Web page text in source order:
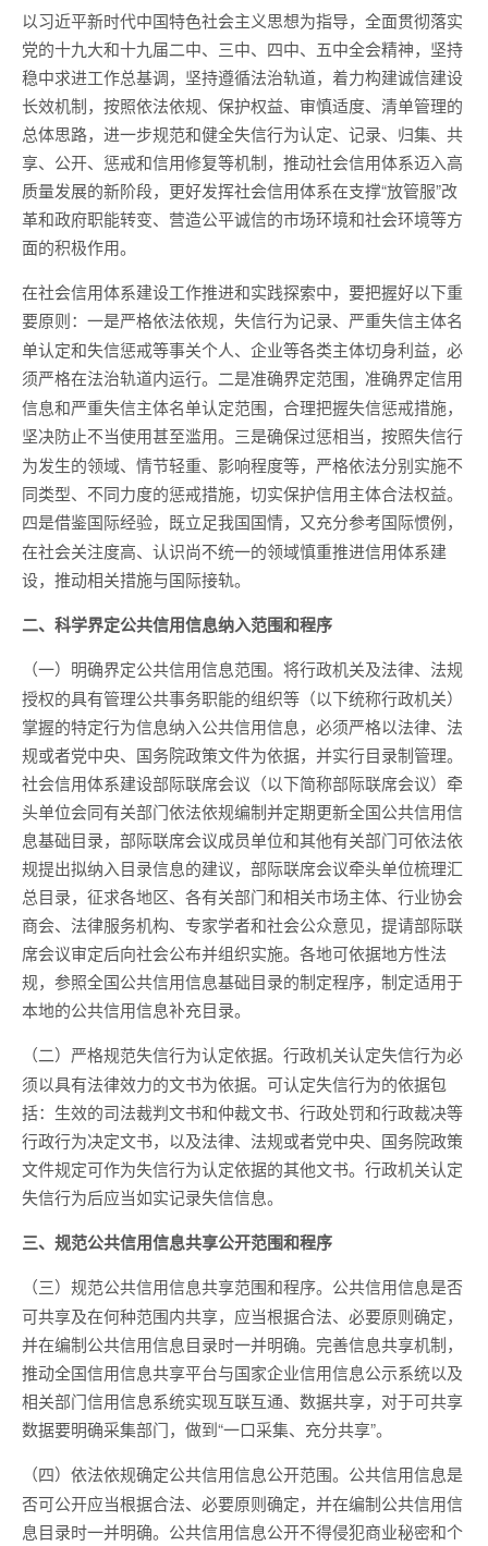
以习近平新时代中国特色社会主义思想为指导，全面贯彻落实
党的十九大和十九届二中、三中、四中、五中全会精神，坚持
稳中求进工作总基调，坚持遵循法治轨道，着力构建诚信建设
长效机制，按照依法依规、保护权益、审慎适度、清单管理的
总体思路，进一步规范和健全失信行为认定、记录、归集、共
享、公开、惩戒和信用修复等机制，推动社会信用体系迈入高
质量发展的新阶段，更好发挥社会信用体系在支撑“放管服”改
革和政府职能转变、营造公平诚信的市场环境和社会环境等方
面的积极作用。
在社会信用体系建设工作推进和实践探索中，要把握好以下重
要原则：
一是严格依法依规， 失信行为记录、严重失信主体名
单认定和失信惩戒等事关个人、企业等各类主体切身利益，必
须严格在法治轨道内运行。
二是准确界定范围， 准确界定信用
信息和严重失信主体名单认定范围，合理把握失信惩戒措施，
坚决防止不当使用甚至滥用。
三是确保过惩相当， 按照失信行
为发生的领域、情节轻重、影响程度等，严格依法分别实施不
同类型、不同力度的惩戒措施，切实保护信用主体合法权益。
四是借鉴国际经验， 既立足我国国情，又充分参考国际惯例，
在社会关注度高、认识尚不统一的领域慎重推进信用体系建
设，推动相关措施与国际接轨。
二、科学界定公共信用信息纳入范围和程序
（一）明确界定公共信用信息范围。 将行政机关及法律、法规
授权的具有管理公共事务职能的组织等（以下统称行政机关）
掌握的特定行为信息纳入公共信用信息，必须严格以法律、法
规或者党中央、国务院政策文件为依据，并实行目录制管理。
社会信用体系建设部际联席会议（以下简称部际联席会议）牵
头单位会同有关部门依法依规编制并定期更新全国公共信用信
息基础目录，部际联席会议成员单位和其他有关部门可依法依
规提出拟纳入目录信息的建议，部际联席会议牵头单位梳理汇
总目录，征求各地区、各有关部门和相关市场主体、行业协会
商会、法律服务机构、专家学者和社会公众意见，提请部际联
席会议审定后向社会公布并组织实施。各地可依据地方性法
规，参照全国公共信用信息基础目录的制定程序，制定适用于
本地的公共信用信息补充目录。
（二）严格规范失信行为认定依据。 行政机关认定失信行为必
须以具有法律效力的文书为依据。可认定失信行为的依据包
括：生效的司法裁判文书和仲裁文书、行政处罚和行政裁决等
行政行为决定文书，以及法律、法规或者党中央、国务院政策
文件规定可作为失信行为认定依据的其他文书。行政机关认定
失信行为后应当如实记录失信信息。
三、规范公共信用信息共享公开范围和程序
（三）规范公共信用信息共享范围和程序。 公共信用信息是否
可共享及在何种范围内共享，应当根据合法、必要原则确定，
并在编制公共信用信息目录时一并明确。完善信息共享机制，
推动全国信用信息共享平台与国家企业信用信息公示系统以及
相关部门信用信息系统实现互联互通、数据共享，对于可共享
数据要明确采集部门，做到“一口采集、充分共享”。
（四）依法依规确定公共信用信息公开范围。 公共信用信息是
否可公开应当根据合法、必要原则确定，并在编制公共信用信
息目录时一并明确。公共信用信息公开不得侵犯商业秘密和个